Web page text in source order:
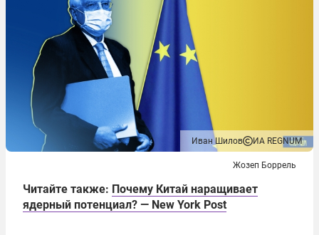
Иван Шилов ИА REGNUM
Жозеп Боррель
Читайте также: Почему Китай наращивает
ядерный потенциал? — New York Post